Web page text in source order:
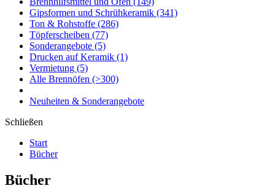
Gipsformen und Schrühkeramik (341)
Ton & Rohstoffe (286)
Töpferscheiben (77)
Sonderangebote (5)
Drucken auf Keramik (1)
Vermietung (5)
Alle Brennöfen (>300)
Neuheiten & Sonderangebote
Schließen
Start
Bücher
Bücher